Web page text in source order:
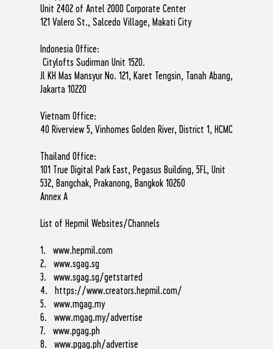
Unit 2402 of Antel 2000 Corporate Center
121 Valero St., Salcedo Village, Makati City
Indonesia Office:
Citylofts Sudirman Unit 1520.
Jl KH Mas Mansyur No. 121, Karet Tengsin, Tanah Abang,
Jakarta 10220
Vietnam Office:
40 Riverview 5, Vinhomes Golden River, District 1, HCMC
Thailand Office:
101 True Digital Park East, Pegasus Building, 5FL, Unit
532, Bangchak, Prakanong, Bangkok 10260
Annex A
List of Hepmil Websites/Channels
1. www.hepmil.com
2. www.sgag.sg
3. www.sgag.sg/getstarted
4.
https://www.creators.hepmil.com/
5. www.mgag.my
6. www.mgag.my/advertise
7. www.pgag.ph
8. www.pgag.ph/advertise